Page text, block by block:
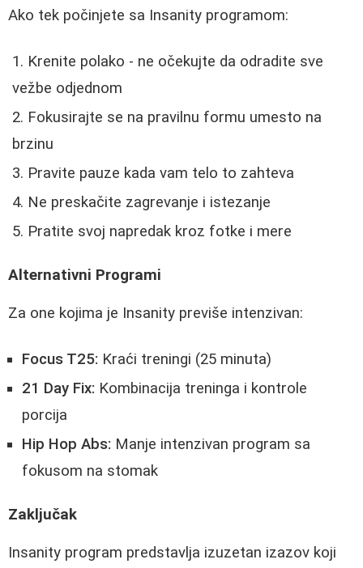
Ako tek počinjete sa Insanity programom:
Krenite polako - ne očekujte da odradite sve
vežbe odjednom
Fokusirajte se na pravilnu formu umesto na
brzinu
Pravite pauze kada vam telo to zahteva
Ne preskačite zagrevanje i istezanje
Pratite svoj napredak kroz fotke i mere
Alternativni Programi
Za one kojima je Insanity previše intenzivan:
Focus T25: Kraći treningi (25 minuta)
21 Day Fix: Kombinacija treninga i kontrole
porcija
Hip Hop Abs: Manje intenzivan program sa
fokusom na stomak
Zaključak
Insanity program predstavlja izuzetan izazov koji